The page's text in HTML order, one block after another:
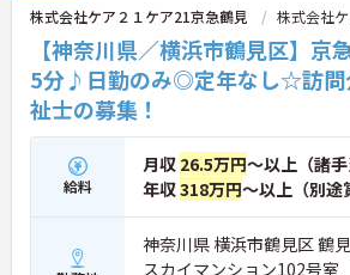
株式会社ケア２１ケア21京急鶴見 株式会社ケ
【神奈川県／横浜市鶴見区】京
5分♪日勤のみ◎定年なし☆訪問
祉士の募集！
給料
月収 26.5万円～以上（諸手
年収318万円～以上（別途
神奈川県 横浜市鶴見区 鶴
スカイマンション102号室